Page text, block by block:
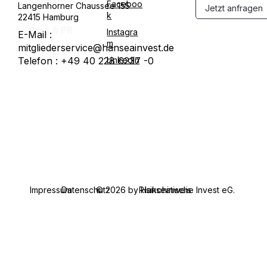
Projekte
Blog & PR
Langenhorner Chaussee 155
22415 Hamburg
E-Mail :
mitgliederservice@hanseainvest.de
Telefon : +49 40 228 6237 -0
Faceboo
k
Instagra
m
LinkedIn
Jetzt anfragen
ImpressumDatenschutz Risikohinweis
© 2026 by Hanseatische Invest eG.